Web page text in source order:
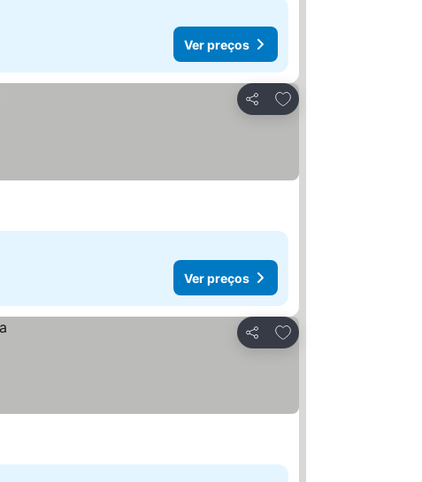
Ver preços
Partilhar
Adicionar aos favoritos
Ver preços
Partilhar
Adicionar aos favoritos